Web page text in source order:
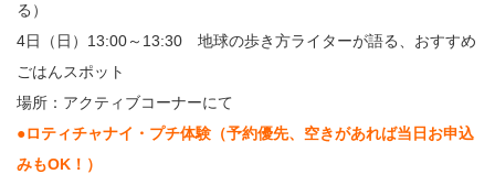
る）
4日（日）13:00～13:30 地球の歩き方ライターが語る、おすすめ
ごはんスポット
場所：アクティブコーナーにて
●ロティチャナイ・プチ体験（予約優先、空きがあれば当日お申込
みもOK！）